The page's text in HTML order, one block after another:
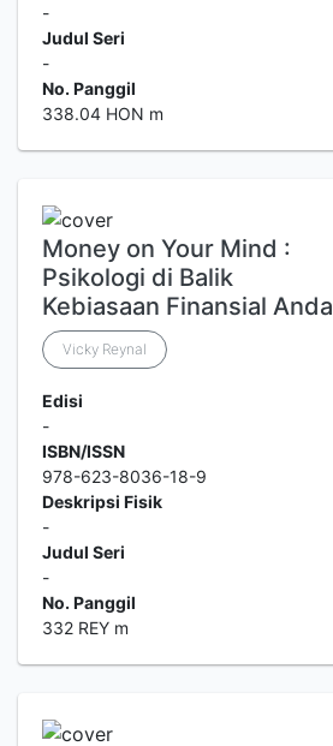
-
Judul Seri
-
No. Panggil
338.04 HON m
Money on Your Mind :
Psikologi di Balik
Kebiasaan Finansial Anda
Vicky Reynal
Edisi
-
ISBN/ISSN
978-623-8036-18-9
Deskripsi Fisik
-
Judul Seri
-
No. Panggil
332 REY m